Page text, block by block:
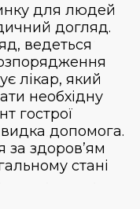
для людей
догляд.
ведеться
лікар, який
необхідну
гострої
допомога.
за здоров’ям
стані